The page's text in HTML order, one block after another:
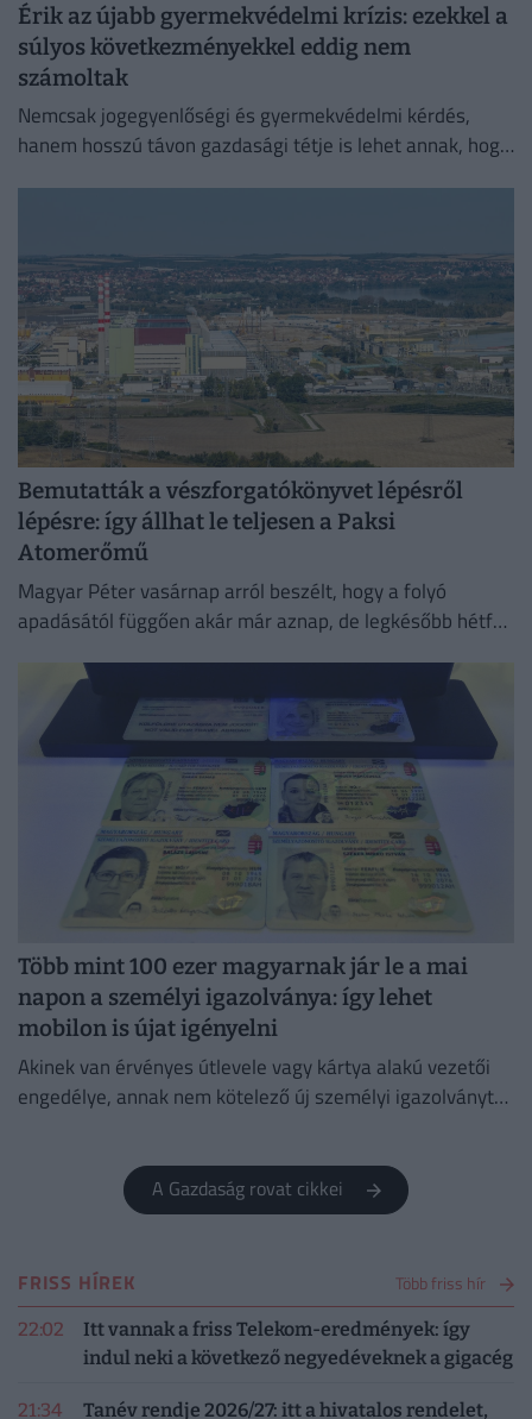
Érik az újabb gyermekvédelmi krízis: ezekkel a
súlyos következményekkel eddig nem
számoltak
Nemcsak jogegyenlőségi és gyermekvédelmi kérdés,
hanem hosszú távon gazdasági tétje is lehet annak, hogy
Bemutatták a vészforgatókönyvet lépésről
lépésre: így állhat le teljesen a Paksi
Atomerőmű
Magyar Péter vasárnap arról beszélt, hogy a folyó
apadásától függően akár már aznap, de legkésőbb hétfőn
Több mint 100 ezer magyarnak jár le a mai
napon a személyi igazolványa: így lehet
mobilon is újat igényelni
Akinek van érvényes útlevele vagy kártya alakú vezetői
engedélye, annak nem kötelező új személyi igazolványt
A Gazdaság rovat cikkei
FRISS HÍREK Több friss hír
22:02
Itt vannak a friss Telekom-eredmények: így
indul neki a következő negyedéveknek a gigacég
21:34 Tanév rendje 2026/27: itt a hivatalos rendelet,